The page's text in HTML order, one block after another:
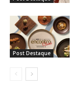
Post Destaque